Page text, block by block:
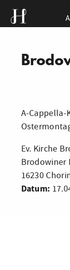
A-Cappella-
Ev. Kirche
Brodowiner
16230
Datum: